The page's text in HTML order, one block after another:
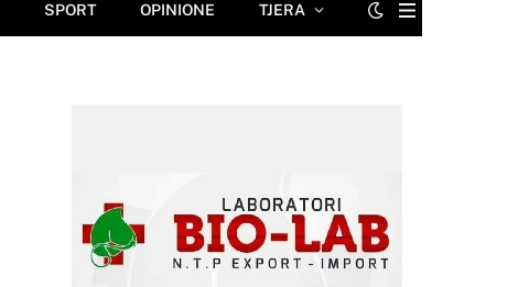
SPORT OPINIONE TJERA